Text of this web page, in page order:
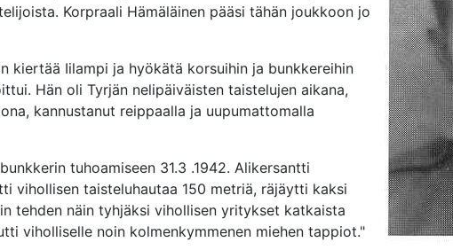
Korpraali Hämäläinen pääsi tähän joukkoon jo
kiertää Iilampi ja hyökätä korsuihin ja bunkkereihin
Hän oli Tyrjän nelipäiväisten taistelujen aikana,
kannustanut reippaalla ja uupumattomalla
tuhoamiseen 31.3 .1942. Alikersantti
vihollisen taisteluhautaa 150 metriä, räjäytti kaksi
tehden näin tyhjäksi vihollisen yritykset katkaista
viholliselle noin kolmenkymmenen miehen tappiot."